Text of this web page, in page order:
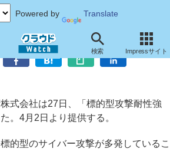
Powered by Translate
検索 Impressサイト
型メール攻撃への耐性強化サービス
式会社は27日、「標的型攻撃耐性強
。4月2日より提供する。
的型のサイバー攻撃が多発しているこ